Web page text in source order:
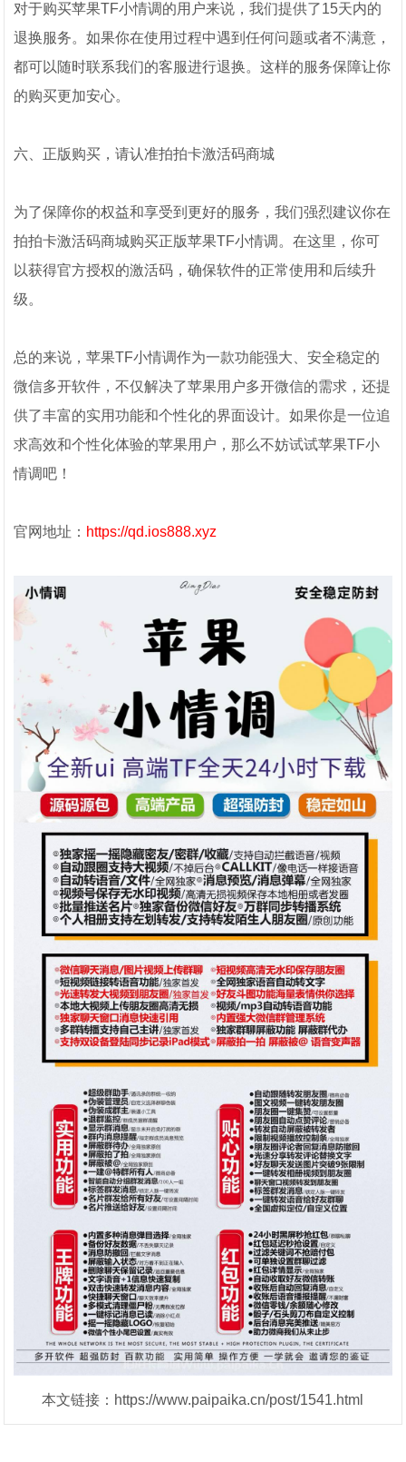
对于购买苹果TF小情调的用户来说，我们提供了15天内的
退换服务。如果你在使用过程中遇到任何问题或者不满意，
都可以随时联系我们的客服进行退换。这样的服务保障让你
的购买更加安心。
六、正版购买，请认准拍拍卡激活码商城
为了保障你的权益和享受到更好的服务，我们强烈建议你在
拍拍卡激活码商城购买正版苹果TF小情调。在这里，你可
以获得官方授权的激活码，确保软件的正常使用和后续升
级。
总的来说，苹果TF小情调作为一款功能强大、安全稳定的
微信多开软件，不仅解决了苹果用户多开微信的需求，还提
供了丰富的实用功能和个性化的界面设计。如果你是一位追
求高效和个性化体验的苹果用户，那么不妨试试苹果TF小
情调吧！
官网地址： https://qd.ios888.xyz
本文链接：https://www.paipaika.cn/post/1541.html